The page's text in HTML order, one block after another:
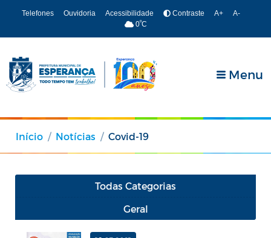
Telefones Ouvidoria Acessibilidade Contraste A+
A-
0ºC
Menu
Início Notícias Covid-19
Todas Categorias
Geral